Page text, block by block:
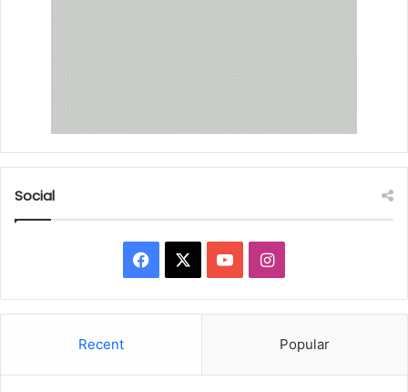
Social
Facebook YouTubeInstagram
Recent Popular